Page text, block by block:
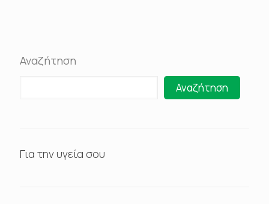
Αναζήτηση
Αναζήτηση
Για την υγεία σου